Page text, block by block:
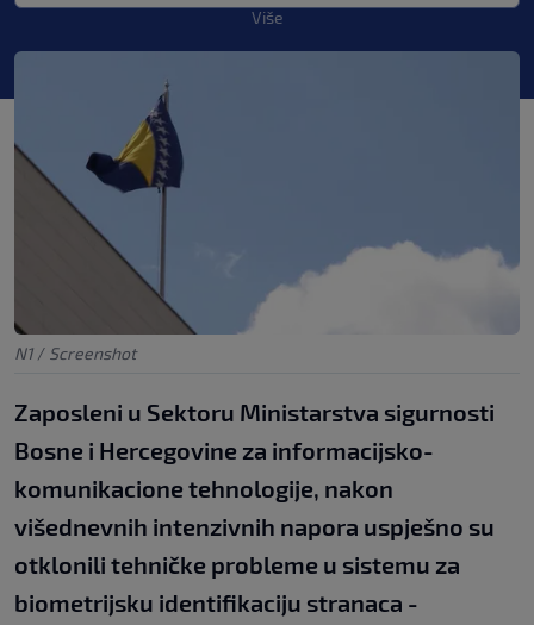
Više
N1 / Screenshot
Zaposleni u Sektoru Ministarstva sigurnosti
Bosne i Hercegovine za informacijsko-
komunikacione tehnologije, nakon
višednevnih intenzivnih napora uspješno su
otklonili tehničke probleme u sistemu za
biometrijsku identifikaciju stranaca -